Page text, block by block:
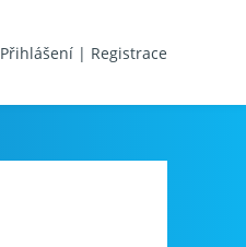
Přihlášení | Registrace